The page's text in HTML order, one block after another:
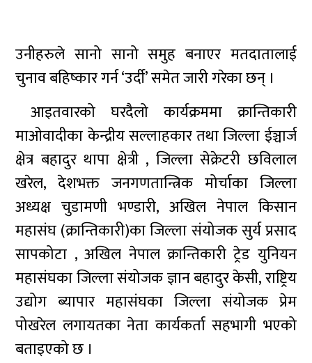
उनीहरुले सानो सानो समुह बनाएर मतदातालाई
चुनाव बहिष्कार गर्न ‘उर्दी’ समेत जारी गरेका छन् ।
आइतवारको घरदैलो कार्यक्रममा क्रान्तिकारी
माओवादीका केन्द्रीय सल्लाहकार तथा जिल्ला ईञ्चार्ज
क्षेत्र बहादुर थापा क्षेत्री , जिल्ला सेक्रेटरी छविलाल
खरेल, देशभक्त जनगणतान्त्रिक मोर्चाका जिल्ला
अध्यक्ष चुडामणी भण्डारी, अखिल नेपाल किसान
महासंघ (क्रान्तिकारी)का जिल्ला संयोजक सुर्य प्रसाद
सापकोटा , अखिल नेपाल क्रान्तिकारी ट्रेड युनियन
महासंघका जिल्ला संयोजक ज्ञान बहादुर केसी, राष्ट्रिय
उद्योग ब्यापार महासंघका जिल्ला संयोजक प्रेम
पोखरेल लगायतका नेता कार्यकर्ता सहभागी भएको
बताइएको छ ।